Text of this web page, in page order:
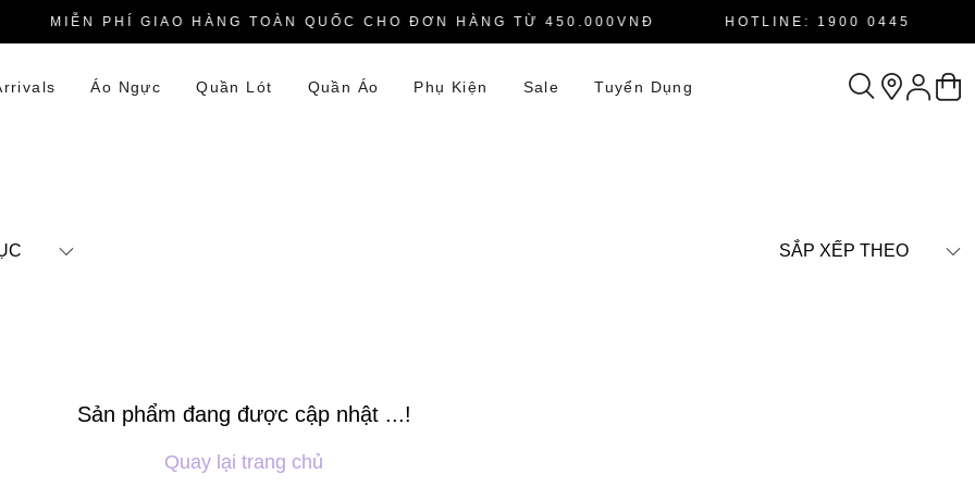
MIỄN PHÍ GIAO HÀNG TOÀN QUỐC CHO ĐƠN HÀNG TỪ 450.000VNĐ HOTLINE: 1900 0445
Áo Ngực Quần Lót Quần Áo Phụ Kiện Sale Tuyển Dụng
SẮP XẾP THEO
Sản phẩm đang được cập nhật ...!
Quay lại trang chủ